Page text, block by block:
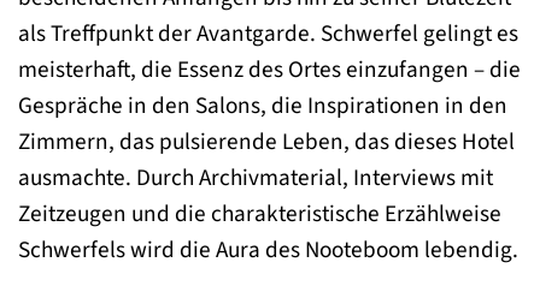
als Treffpunkt der Avantgarde. Schwerfel gelingt es
meisterhaft, die Essenz des Ortes einzufangen – die
Gespräche in den Salons, die Inspirationen in den
Zimmern, das pulsierende Leben, das dieses Hotel
ausmachte. Durch Archivmaterial, Interviews mit
Zeitzeugen und die charakteristische Erzählweise
Schwerfels wird die Aura des Nooteboom lebendig.